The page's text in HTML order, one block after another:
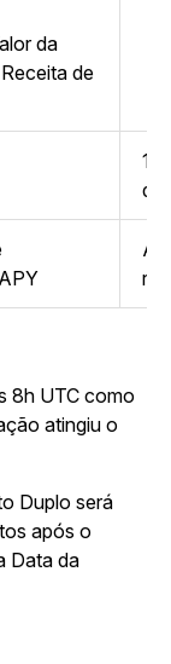
da
de
1
8h UTC como
atingiu o
Duplo será
após o
Data da